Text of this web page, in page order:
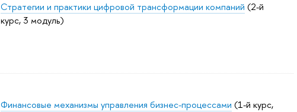
Стратегии и практики цифровой трансформации компаний (2-й
курс, 3 модуль)
Финансовые механизмы управления бизнес-процессами (1-й курс,